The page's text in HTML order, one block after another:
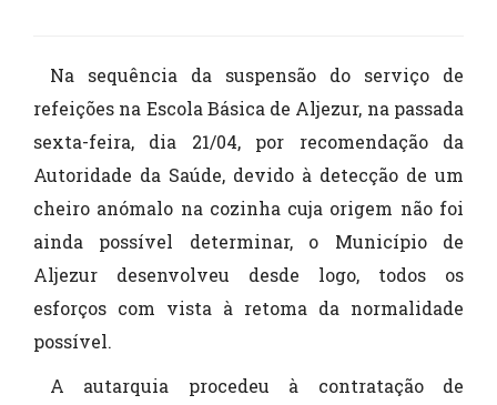
Na sequência da suspensão do serviço de
refeições na Escola Básica de Aljezur, na passada
sexta-feira, dia 21/04, por recomendação da
Autoridade da Saúde, devido à detecção de um
cheiro anómalo na cozinha cuja origem não foi
ainda possível determinar, o Município de
Aljezur desenvolveu desde logo, todos os
esforços com vista à retoma da normalidade
possível.
A autarquia procedeu à contratação de